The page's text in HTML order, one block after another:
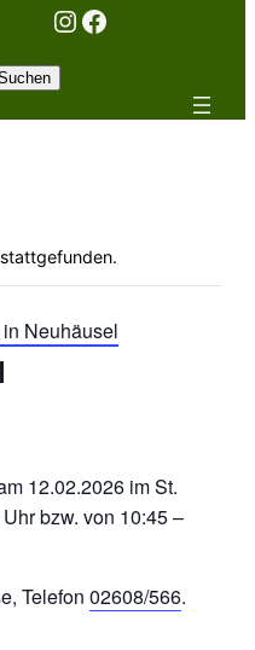
Instagram
Facebook
Neuhäusel
12.02.2026 im St.
bzw. von 10:45 –
Telefon 02608/566.